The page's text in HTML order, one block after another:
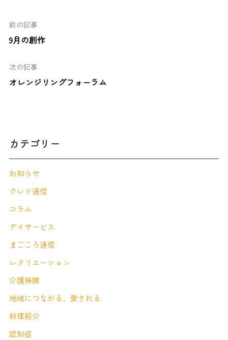
前の記事
9月の創作
次の記事
オレンジリングフォーラム
カテゴリー
お知らせ
クレド通信
コラム
デイサービス
まごころ通信
レクリエーション
介護保険
地域につながる、愛される
料理紹介
認知症